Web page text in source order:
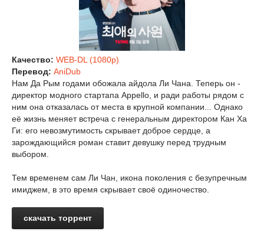
Качество: WEB-DL (1080p)
Перевод: AniDub
Нам Да Рым годами обожала айдола Ли Чана. Теперь он -
директор модного стартапа Appello, и ради работы рядом с
ним она отказалась от места в крупной компании... Однако
её жизнь меняет встреча с генеральным директором Кан Ха
Ги: его невозмутимость скрывает доброе сердце, а
зарождающийся роман ставит девушку перед трудным
выбором.
Тем временем сам Ли Чан, икона поколения с безупречным
имиджем, в это время скрывает своё одиночество.
скачать торрент